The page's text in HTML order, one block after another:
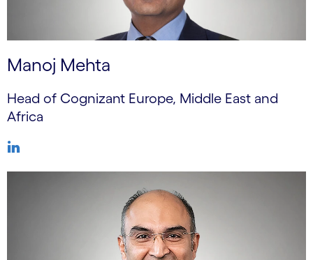
Manoj Mehta
Head of Cognizant Europe, Middle East and
Africa